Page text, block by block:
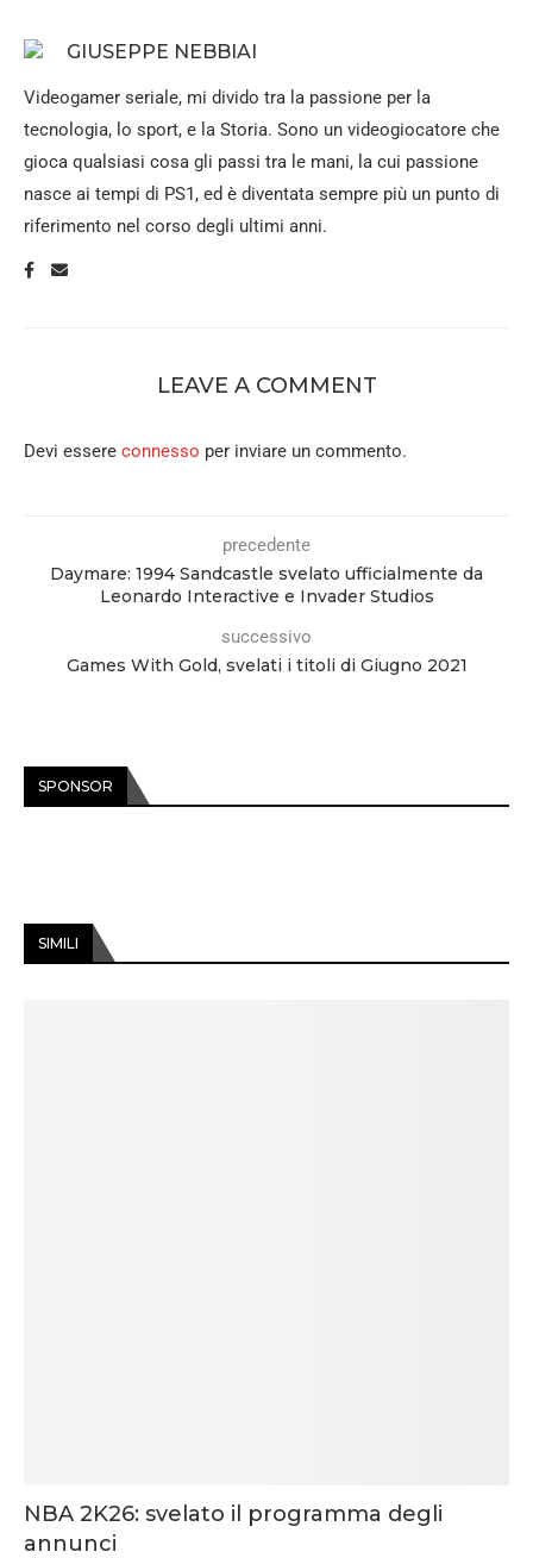
GIUSEPPE NEBBIAI
Videogamer seriale, mi divido tra la passione per la
tecnologia, lo sport, e la Storia. Sono un videogiocatore che
gioca qualsiasi cosa gli passi tra le mani, la cui passione
nasce ai tempi di PS1, ed è diventata sempre più un punto di
riferimento nel corso degli ultimi anni.
LEAVE A COMMENT
Devi essere connesso per inviare un commento.
precedente
Daymare: 1994 Sandcastle svelato ufficialmente da
Leonardo Interactive e Invader Studios
successivo
Games With Gold, svelati i titoli di Giugno 2021
SPONSOR
SIMILI
NBA 2K26: svelato il programma degli
annunci